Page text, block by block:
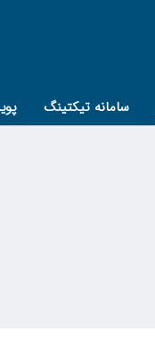
سامانه تیکتینگ